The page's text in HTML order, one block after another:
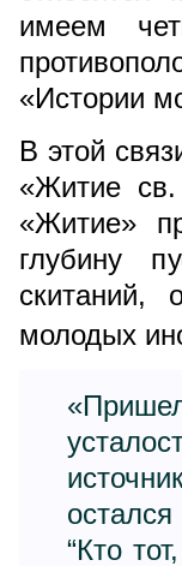
имеем
«Истории
В этой
«Житие
«Житие»
глубину
скитаний,
молодых
“Кто